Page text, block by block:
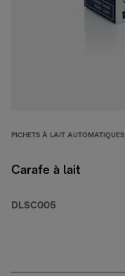
PICHETS À LAIT AUTOMATIQUES
Carafe à lait
DLSC005